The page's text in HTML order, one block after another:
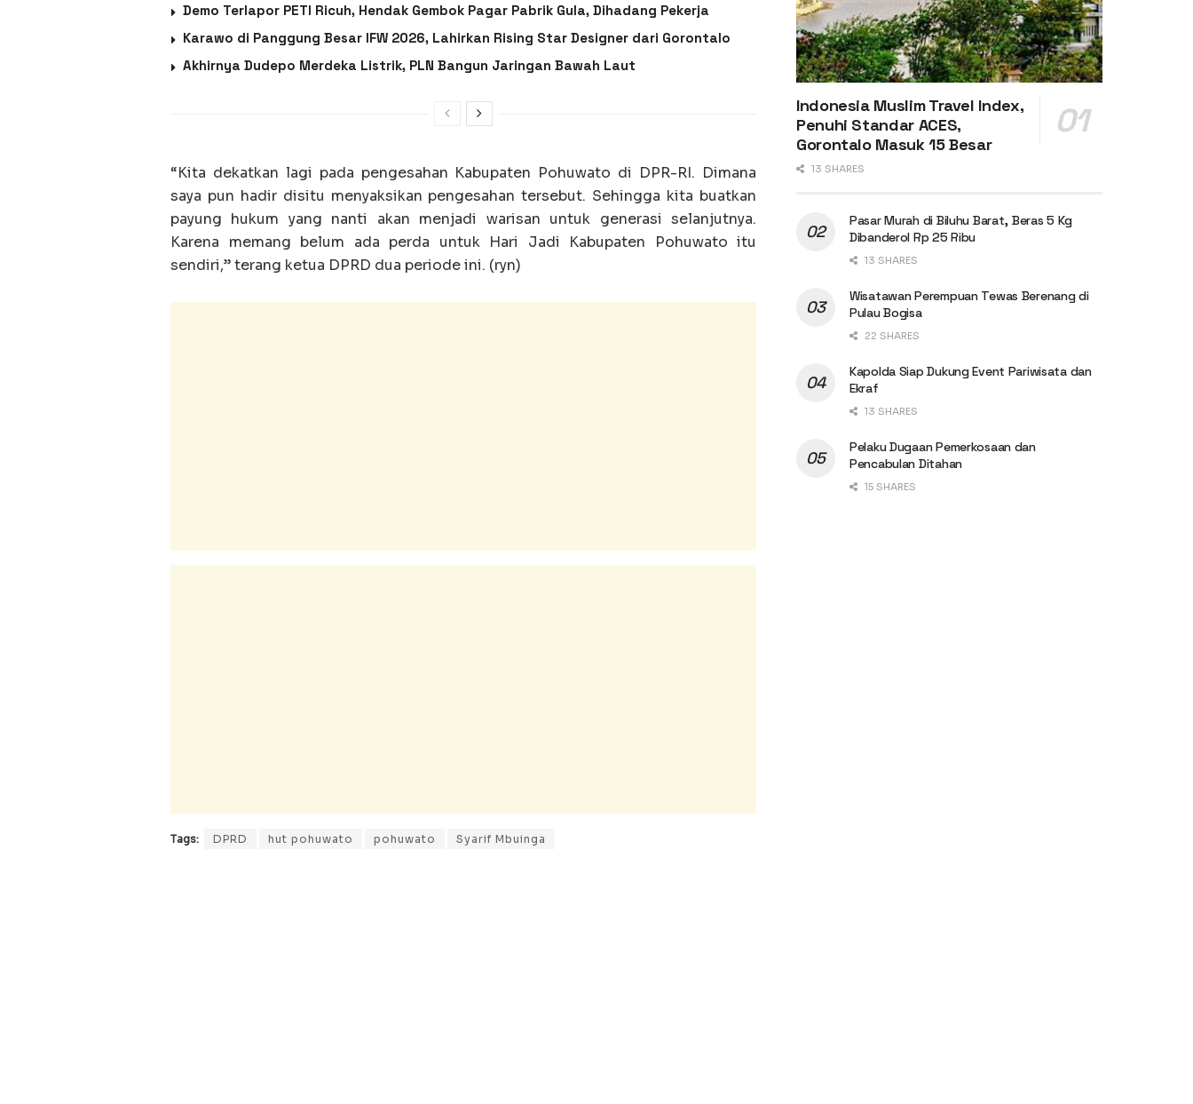
Demo Terlapor PETI Ricuh, Hendak Gembok Pagar Pabrik Gula, Dihadang Pekerja
Karawo di Panggung Besar IFW 2026, Lahirkan Rising Star Designer dari Gorontalo
Akhirnya Dudepo Merdeka Listrik, PLN Bangun Jaringan Bawah Laut
“Kita dekatkan lagi pada pengesahan Kabupaten Pohuwato di DPR-RI. Dimana
saya pun hadir disitu menyaksikan pengesahan tersebut. Sehingga kita buatkan
payung hukum yang nanti akan menjadi warisan untuk generasi selanjutnya.
Karena memang belum ada perda untuk Hari Jadi Kabupaten Pohuwato itu
sendiri,” terang ketua DPRD dua periode ini. (ryn)
Tags: DPRD hut pohuwato pohuwato Syarif Mbuinga
Indonesia Muslim Travel Index,
Penuhi Standar ACES,
Gorontalo Masuk 15 Besar
13 SHARES
Pasar Murah di Biluhu Barat, Beras 5 Kg
Dibanderol Rp 25 Ribu
13 SHARES
Wisatawan Perempuan Tewas Berenang di
Pulau Bogisa
22 SHARES
Kapolda Siap Dukung Event Pariwisata dan
Ekraf
13 SHARES
Pelaku Dugaan Pemerkosaan dan
Pencabulan Ditahan
15 SHARES